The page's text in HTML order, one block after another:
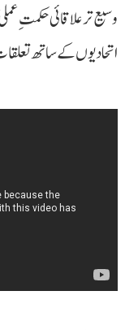
وسیع تر علاقائی حکمتِ
اتحادیوں کے ساتھ